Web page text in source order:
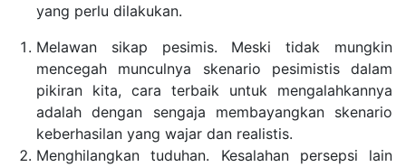
yang perlu dilakukan.
Melawan sikap pesimis. Meski tidak mungkin
mencegah munculnya skenario pesimistis dalam
pikiran kita, cara terbaik untuk mengalahkannya
adalah dengan sengaja membayangkan skenario
keberhasilan yang wajar dan realistis.
Menghilangkan tuduhan. Kesalahan persepsi lain